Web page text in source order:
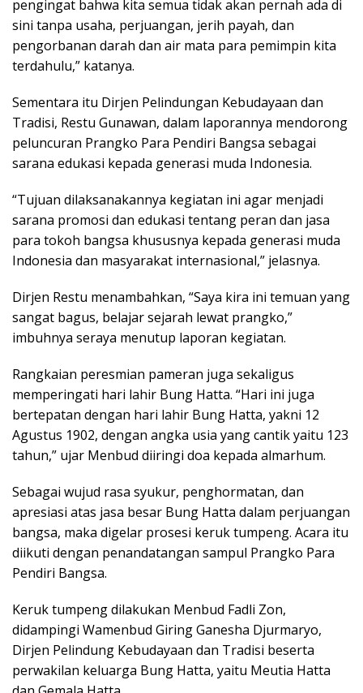
pengingat bahwa kita semua tidak akan pernah ada di
sini tanpa usaha, perjuangan, jerih payah, dan
pengorbanan darah dan air mata para pemimpin kita
terdahulu,” katanya.
Sementara itu Dirjen Pelindungan Kebudayaan dan
Tradisi, Restu Gunawan, dalam laporannya mendorong
peluncuran Prangko Para Pendiri Bangsa sebagai
sarana edukasi kepada generasi muda Indonesia.
“Tujuan dilaksanakannya kegiatan ini agar menjadi
sarana promosi dan edukasi tentang peran dan jasa
para tokoh bangsa khususnya kepada generasi muda
Indonesia dan masyarakat internasional,” jelasnya.
Dirjen Restu menambahkan, “Saya kira ini temuan yang
sangat bagus, belajar sejarah lewat prangko,”
imbuhnya seraya menutup laporan kegiatan.
Rangkaian peresmian pameran juga sekaligus
memperingati hari lahir Bung Hatta. “Hari ini juga
bertepatan dengan hari lahir Bung Hatta, yakni 12
Agustus 1902, dengan angka usia yang cantik yaitu 123
tahun,” ujar Menbud diiringi doa kepada almarhum.
Sebagai wujud rasa syukur, penghormatan, dan
apresiasi atas jasa besar Bung Hatta dalam perjuangan
bangsa, maka digelar prosesi keruk tumpeng. Acara itu
diikuti dengan penandatangan sampul Prangko Para
Pendiri Bangsa.
Keruk tumpeng dilakukan Menbud Fadli Zon,
didampingi Wamenbud Giring Ganesha Djurmaryo,
Dirjen Pelindung Kebudayaan dan Tradisi beserta
perwakilan keluarga Bung Hatta, yaitu Meutia Hatta